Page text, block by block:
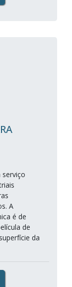
A
é de
de
da